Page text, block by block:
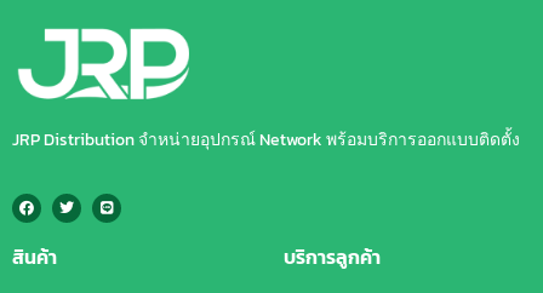
JRP Distribution จำหน่ายอุปกรณ์ Network พร้อมบริการออกแบบติดตั้ง
สินค้า บริการลูกค้า